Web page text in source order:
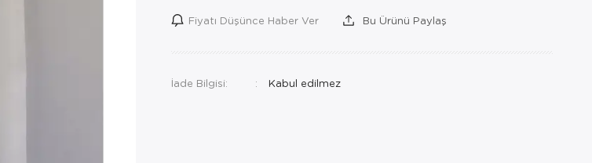
Fiyatı Düşünce Haber Ver Bu Ürünü Paylaş
İade Bilgisi: